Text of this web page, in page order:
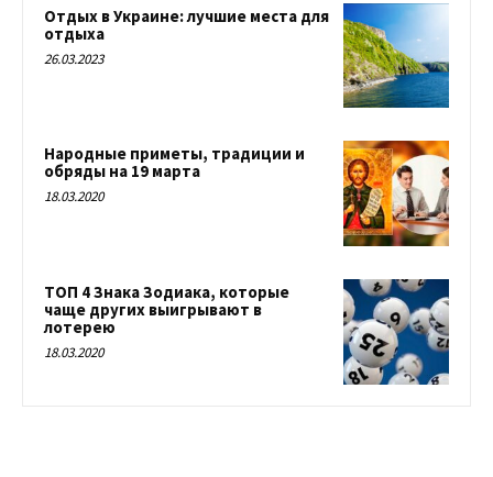
Отдых в Украине: лучшие места для
отдыха
26.03.2023
Народные приметы, традиции и
обряды на 19 марта
18.03.2020
ТОП 4 Знака Зодиака, которые
чаще других выигрывают в
лотерею
18.03.2020